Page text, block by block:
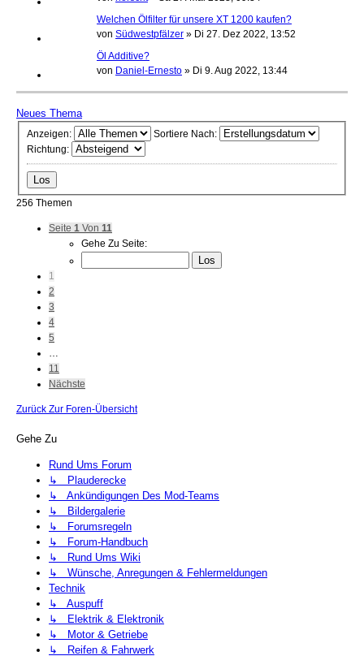
Welchen Ölfilter für unsere XT 1200 kaufen?
von Südwestpfälzer » Di 27. Dez 2022, 13:52
Öl Additive?
von Daniel-Ernesto » Di 9. Aug 2022, 13:44
Neues Thema
Anzeigen:
Sortiere Nach:
Richtung:
256 Themen
Seite 1 Von 11
Gehe Zu Seite:
1
2
3
4
5
…
11
Nächste
Zurück Zur Foren-Übersicht
Gehe Zu
Rund Ums Forum
↳ Plauderecke
↳ Ankündigungen Des Mod-Teams
↳ Bildergalerie
↳ Forumsregeln
↳ Forum-Handbuch
↳ Rund Ums Wiki
↳ Wünsche, Anregungen & Fehlermeldungen
Technik
↳ Auspuff
↳ Elektrik & Elektronik
↳ Motor & Getriebe
↳ Reifen & Fahrwerk